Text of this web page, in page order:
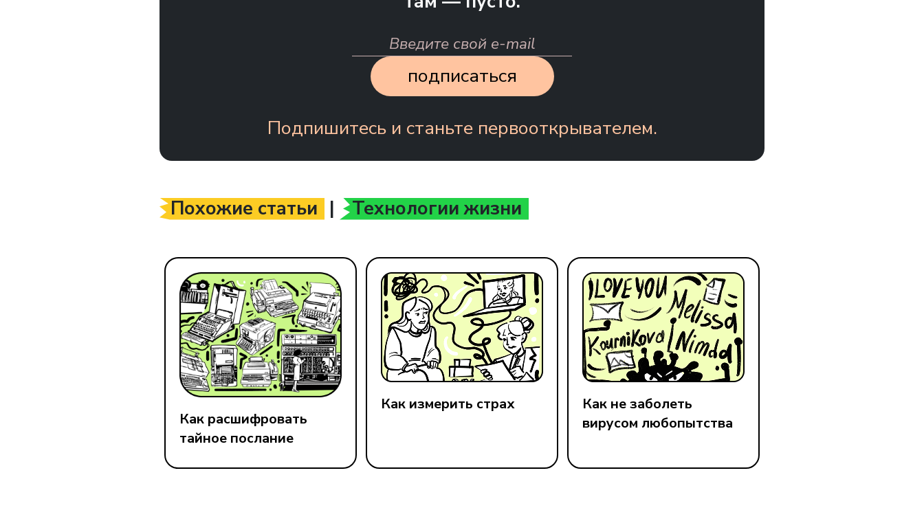
подписаться
Подпишитесь и станьте первооткрывателем.
Похожие статьи | Технологии жизни
Как расшифровать
тайное послание
Как измерить страх
Как не заболеть
вирусом любопытства